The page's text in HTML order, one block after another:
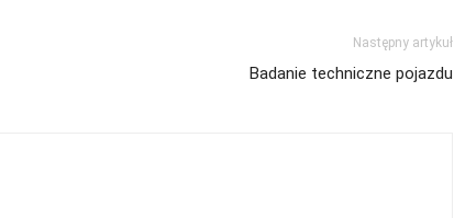
Następny artykuł
Badanie techniczne pojazdu